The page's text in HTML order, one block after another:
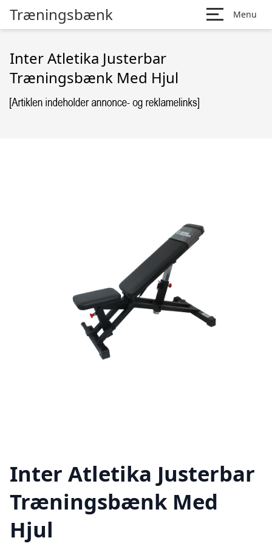
Træningsbænk Menu
Inter Atletika Justerbar
Træningsbænk Med Hjul
Inter Atletika Justerbar
Træningsbænk Med
Hjul